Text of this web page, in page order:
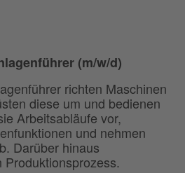
(m/w/d)
richten Maschinen
diese um und bedienen
Arbeitsabläufe vor,
und nehmen
Darüber hinaus